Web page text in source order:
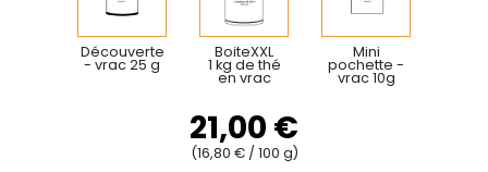
Découverte
- vrac 25 g
BoiteXXL
1 kg de thé
en vrac
Mini
pochette -
vrac 10g
21,00 €
(16,80 € / 100 g)